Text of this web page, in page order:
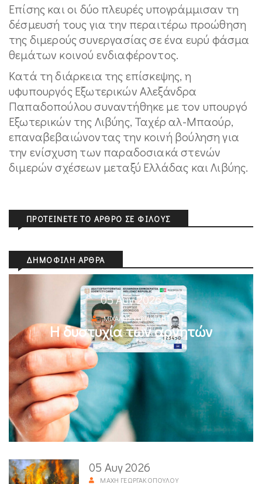
Επίσης και οι δύο πλευρές υπογράμμισαν τη
δέσμευσή τους για την περαιτέρω προώθηση
της διμερούς συνεργασίας σε ένα ευρύ φάσμα
θεμάτων κοινού ενδιαφέροντος.
Κατά τη διάρκεια της επίσκεψης, η
υφυπουργός Εξωτερικών Αλεξάνδρα
Παπαδοπούλου συναντήθηκε με τον υπουργό
Εξωτερικών της Λιβύης, Ταχέρ αλ-Μπαούρ,
επαναβεβαιώνοντας την κοινή βούληση για
την ενίσχυση των παραδοσιακά στενών
διμερών σχέσεων μεταξύ Ελλάδας και Λιβύης.
ΠΡΟΤΕΊΝΕΤΕ ΤΟ ΆΡΘΡΟ ΣΕ ΦΊΛΟΥΣ
ΔΗΜΟΦΙΛΉ ΆΡΘΡΑ
05 Αυγ 2026
ΜΙΧΆΛΗΣ ΚΥΡΙΑΚΊΔΗΣ
Η δυστυχία των αρνητών
05 Αυγ 2026
ΜΆΧΗ ΓΕΩΡΓΑΚΟΠΟΎΛΟΥ